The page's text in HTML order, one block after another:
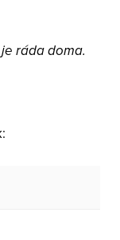
ráda doma.